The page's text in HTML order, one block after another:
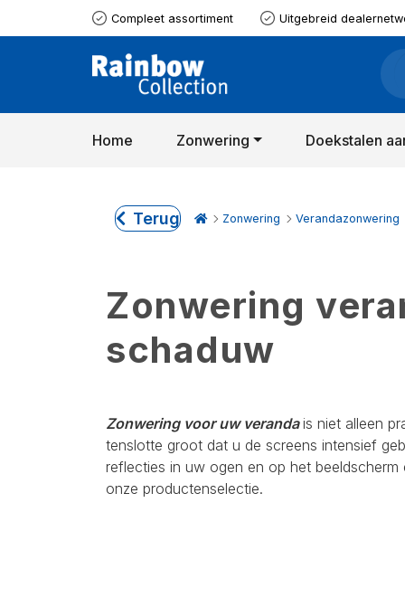
Compleet assortiment Uitgebreid
Home Zonwering Doekstalen
Terug Zonwering Verandazonwering
Zonwering
schaduw
Zonwering voor uw verandais niet alleen
tenslotte groot dat u de screens intensief
reflecties in uw ogen en op het
onze productenselectie.